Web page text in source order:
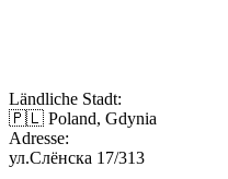
Ländliche Stadt:
🇵🇱 Poland, Gdynia
Adresse:
ул.Слёнска 17/313